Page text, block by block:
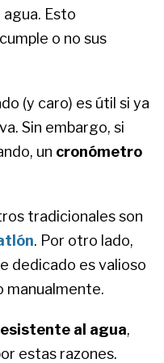
Esto
o no sus
(y caro) es útil si ya
Sin embargo, si
un cronómetro
tradicionales son
. Por otro lado,
dedicado es valioso
manualmente.
al agua,
estas razones.